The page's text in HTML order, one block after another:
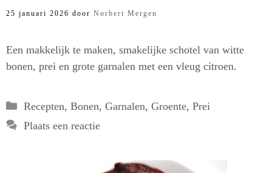
25 januari 2026 door Norbert Mergen
Een makkelijk te maken, smakelijke schotel van witte
bonen, prei en grote garnalen met een vleug citroen.
Categorieën
Recepten, Bonen, Garnalen, Groente, Prei
Plaats een reactie